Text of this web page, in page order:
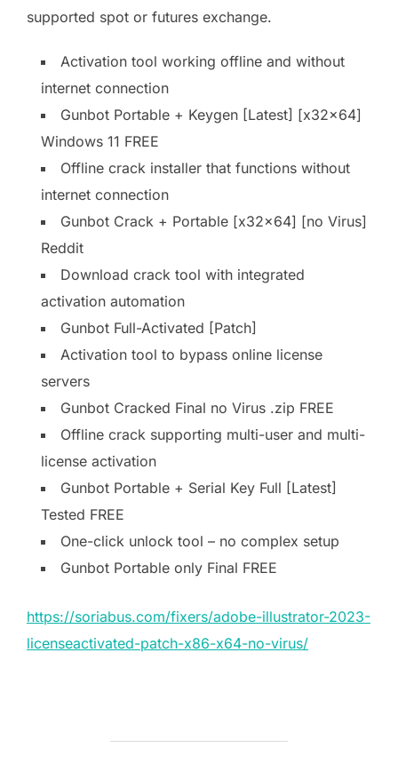
supported spot or futures exchange.
Activation tool working offline and without
internet connection
Gunbot Portable + Keygen [Latest] [x32x64]
Windows 11 FREE
Offline crack installer that functions without
internet connection
Gunbot Crack + Portable [x32x64] [no Virus]
Reddit
Download crack tool with integrated
activation automation
Gunbot Full-Activated [Patch]
Activation tool to bypass online license
servers
Gunbot Cracked Final no Virus .zip FREE
Offline crack supporting multi-user and multi-
license activation
Gunbot Portable + Serial Key Full [Latest]
Tested FREE
One-click unlock tool – no complex setup
Gunbot Portable only Final FREE
https://soriabus.com/fixers/adobe-illustrator-2023-
licenseactivated-patch-x86-x64-no-virus/